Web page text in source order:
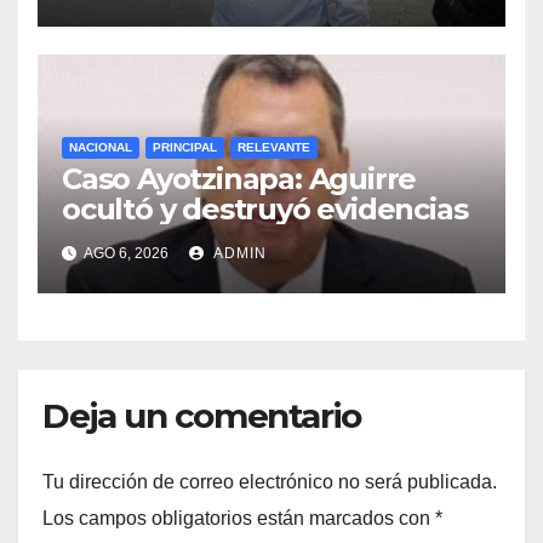
NACIONAL PRINCIPAL RELEVANTE
Caso Ayotzinapa: Aguirre
ocultó y destruyó evidencias
AGO 6, 2026 ADMIN
Deja un comentario
Tu dirección de correo electrónico no será publicada.
Los campos obligatorios están marcados con *